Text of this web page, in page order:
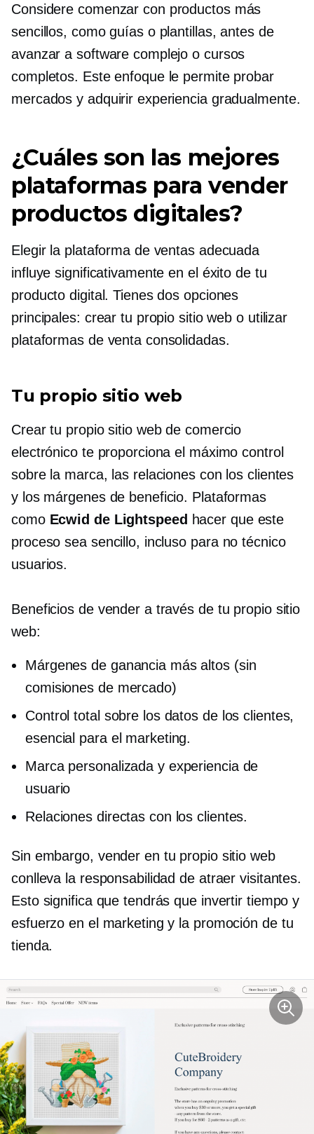
Considere comenzar con productos más
sencillos, como guías o plantillas, antes de
avanzar a software complejo o cursos
completos. Este enfoque le permite probar
mercados y adquirir experiencia gradualmente.
¿Cuáles son las mejores
plataformas para vender
productos digitales?
Elegir la plataforma de ventas adecuada
influye significativamente en el éxito de tu
producto digital. Tienes dos opciones
principales: crear tu propio sitio web o utilizar
plataformas de venta consolidadas.
Tu propio sitio web
Crear tu propio sitio web de comercio
electrónico te proporciona el máximo control
sobre la marca, las relaciones con los clientes
y los márgenes de beneficio. Plataformas
como Ecwid de Lightspeed hacer que este
proceso sea sencillo, incluso para no técnico
usuarios.
Beneficios de vender a través de tu propio sitio
web:
Márgenes de ganancia más altos (sin
comisiones de mercado)
Control total sobre los datos de los clientes,
esencial para el marketing.
Marca personalizada y experiencia de
usuario
Relaciones directas con los clientes.
Sin embargo, vender en tu propio sitio web
conlleva la responsabilidad de atraer visitantes.
Esto significa que tendrás que invertir tiempo y
esfuerzo en el marketing y la promoción de tu
tienda.